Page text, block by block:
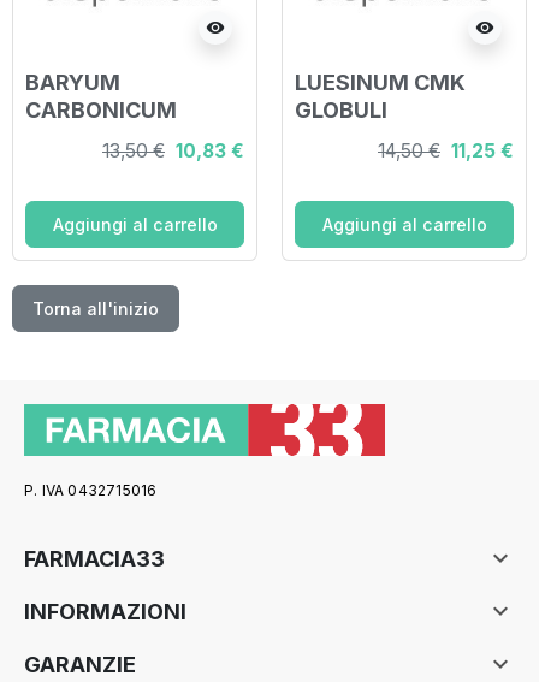
visibility
BARYUM
CARBONICUM
DYNAMIS*granuli
30 LM contenitore
13,50 € 10,83 €
Aggiungi al carrello
visibility
LUESINUM CMK
GLOBULI
14,50 € 11,25 €
Aggiungi al carrello
Torna all'inizio
P. IVA 0432715016
FARMACIA33 
INFORMAZIONI 
GARANZIE 